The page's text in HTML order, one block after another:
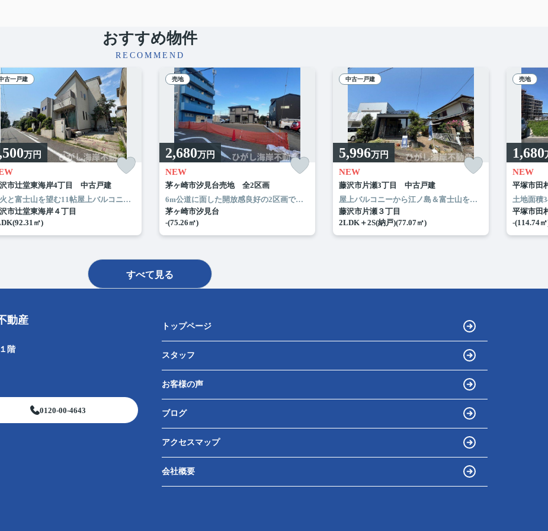
おすすめ物件
RECOMMEND
理が捗る2WAYタイプの対面キッチン♪ ○広々土間スペースから浴室へ直行でき、海帰りも快適！ ○外壁＆室内はリフォーム予定で気持ちよく入居可♪セブン
学校1100m・三和870m
2022年完了）○全室二面採光で明るい4部屋タイプ○庭先10坪以上でゆとりのある空間ファミリーマート180m・大野小学校780m
浜まで自転車7分♪湘南らしい暮らしを満喫！ ◎津波浸水想定区域外で安心の立地♪◎南側通路で陽光あふれる開放感と爽やかな風♪◎現況1台→工事次第で2
古一戸建
万円
市辻堂東海岸4丁目 中古戸建
花火と富士山を望む11帖屋上バルコニー付き4LDK♪
◎南面ウッドデッキ付きで、ご家族でのバーベキューやくつろぎの時間を楽しめます♪◎駐車2台分確保！車
市辻堂東海岸４丁目
㎡)
売地
2,680万円
NEW
茅ヶ崎市汐見台売地 全2区画
6m公道に面した開放感良好の2区画です♪
○建築条件はございません♪○都市ガスエリア♪○海まで徒歩6分♪湘南
茅ヶ崎市汐見台
-(75.26㎡)
中古一戸建
5,996万円
NEW
藤沢市片瀬3丁目 中古戸建
屋上バルコニーから江ノ島＆富士山を一望！湘南らしさを満喫できる一邸♪
藤沢市片瀬３丁目
2LDK＋2S(納戸)(77.07㎡)
売地
1,680
NEW
平塚市田
平塚市田
-(114.74
すべて見る
動産
階
0120-00-4643
トップページ
スタッフ
お客様の声
ブログ
アクセスマップ
会社概要